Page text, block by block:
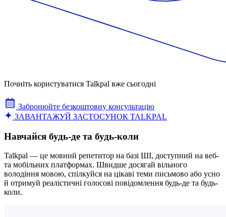
Почніть користуватися Talkpal вже сьогодні
Забронюйте безкоштовну консультацію
ЗАВАНТАЖУЙ ЗАСТОСУНОК TALKPAL
Навчайся будь-де та будь-коли
Talkpal — це мовний репетитор на базі ШІ, доступний на веб-
та мобільних платформах. Швидше досягай вільного
володіння мовою, спілкуйся на цікаві теми письмово або усно
й отримуй реалістичні голосові повідомлення будь-де та будь-
коли.